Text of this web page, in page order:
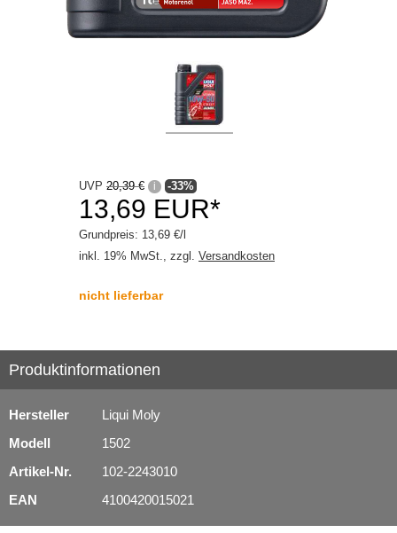
UVP 20,39 € i -33%
13,69 EUR*
Grundpreis: 13,69 €/l
inkl. 19% MwSt., zzgl. Versandkosten
nicht lieferbar
Produktinformationen
Hersteller
Liqui Moly
Modell
1502
Artikel-Nr.
102-2243010
EAN
4100420015021